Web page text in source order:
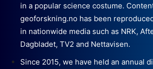
in a popular science costume.
geoforskning.no has been
in nationwide media such as NRK,
Dagbladet, TV2 and Nettavisen.
Since 2015, we have held an annual